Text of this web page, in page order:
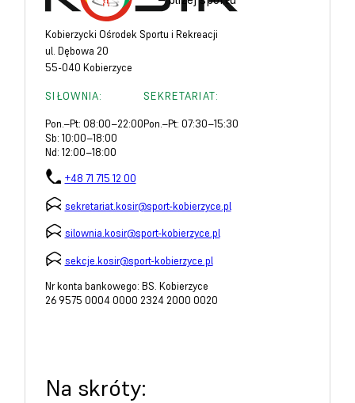
Kobierzycki Ośrodek Sportu i Rekreacji
ul. Dębowa 20
55-040 Kobierzyce
SIŁOWNIA:
Pon.–Pt: 08:00–22:00
Sb: 10:00–18:00
Nd: 12:00–18:00
SEKRETARIAT:
Pon.–Pt: 07:30–15:30
+48 71 715 12 00
sekretariat.kosir@sport-kobierzyce.pl
silownia.kosir@sport-kobierzyce.pl
sekcje.kosir@sport-kobierzyce.pl
Nr konta bankowego: BS. Kobierzyce
26 9575 0004 0000 2324 2000 0020
Na skróty: